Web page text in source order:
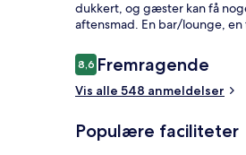
dukkert, og gæster kan få
aftensmad. En bar/lounge,
Anmeldelser
8,68,6 ud af 10.
Fremragende
Vis alle 548 anmeldelser
Populære faciliteter